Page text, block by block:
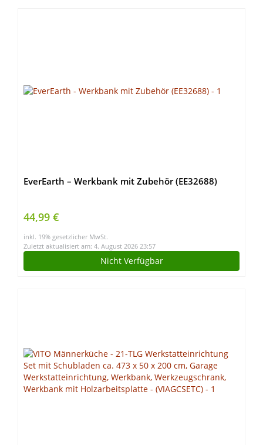
EverEarth – Werkbank mit Zubehör (EE32688)
44,99 €
inkl. 19% gesetzlicher MwSt.
Zuletzt aktualisiert am: 4. August 2026 23:57
Nicht Verfügbar